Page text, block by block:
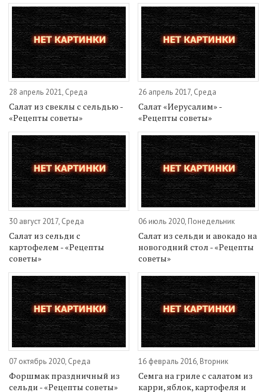
28 апрель 2021, Среда
Салат из свеклы с сельдью -
«Рецепты советы»
26 апрель 2017, Среда
Салат «Иерусалим» -
«Рецепты советы»
30 август 2017, Среда
Салат из сельди с
картофелем - «Рецепты
советы»
06 июль 2020, Понедельник
Салат из сельди и авокадо на
новогодний стол - «Рецепты
советы»
07 октябрь 2020, Среда
Форшмак праздничный из
сельди - «Рецепты советы»
16 февраль 2016, Вторник
Семга на гриле с салатом из
карри, яблок, картофеля и